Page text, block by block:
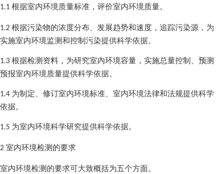
1.1 根据室内环境质量标准，评价室内环境质量。
1.2 根据污染物的浓度分布、发展趋势和速度，追踪污染源，为
实施室内环境监测和控制污染提供科学依据。
1.3 根据检测资料，为研究室内环境容量，实施总量控制、预测
预报室内环境质量提供科学依据。
1.4 为制定、修订室内环境标准、室内环境法律和法规提供科学
依据。
1.5 为室内环境科学研究提供科学依据。
2 室内环境检测的要求
室内环境检测的要求可大致概括为五个方面。